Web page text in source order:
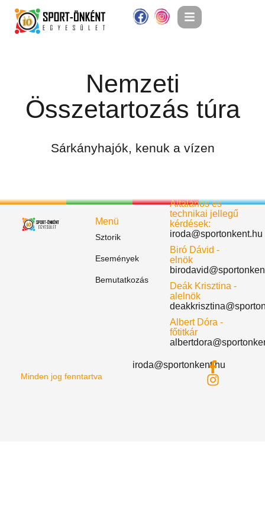
Nemzeti
Összetartozás túra
Sárkányhajók, kenuk a vízen
Menü
Sztorik
Események
Bemutatkozás
Általános és
technikai jellegű
kérdések:
iroda@sportonkent.hu
Biró Dávid -
elnök
Deák Krisztina -
alelnök
Albert Dóra -
főtitkár
Minden jog fenntartva
iroda@sportonkent.hu